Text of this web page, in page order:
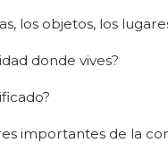
los objetos, los
donde vives?
importantes de la